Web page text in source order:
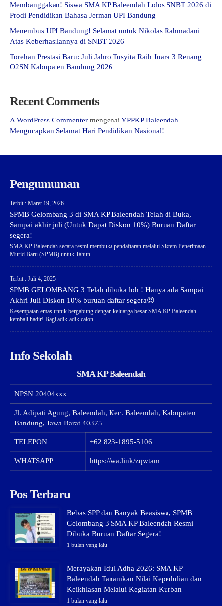
Membanggakan! Siswa SMA KP Baleendah Lolos SNBT 2026 di
Prodi Pendidikan Bahasa Jerman UPI Bandung
Menembus UPI Bandung! Selamat untuk Nikolas Rahmadani
Atas Keberhasilannya di SNBT 2026
Torehan Prestasi Baru: Juli Jahro Tusyita Raih Juara 3 Renang
O2SN Kabupaten Bandung 2026
Recent Comments
A WordPress Commenter mengenaiYPPKP Baleendah
Mengucapkan Selamat Hari Pendidikan Nasional!
Pengumuman
Terbit : Maret 19, 2026
SPMB Gelombang 3 di SMA KP Baleendah Telah di Buka,
Sampai akhir juli (Untuk Dapat Diskon 10%) Buruan Daftar
segera!
SMA KP Baleendah secara resmi membuka pendaftaran melalui Sistem Penerimaan
Murid Baru (SPMB) untuk Tahun..
Terbit : Juli 4, 2025
SPMB GELOMBANG 3 Telah dibuka loh ! Hanya ada Sampai
Akhri Juli Diskon 10% buruan daftar segera😍
Kesempatan emas untuk bergabung dengan keluarga besar SMA KP Baleendah
kembali hadir! Bagi adik-adik calon..
Info Sekolah
SMA KP Baleendah
NPSN 20404xxx
Jl. Adipati Agung, Baleendah, Kec. Baleendah, Kabupaten
Bandung, Jawa Barat 40375
TELEPON +62 823-1895-5106
WHATSAPP https://wa.link/zqwtam
Pos Terbaru
Bebas SPP dan Banyak Beasiswa, SPMB
Gelombang 3 SMA KP Baleendah Resmi
Dibuka Buruan Daftar Segera!
1 bulan yang lalu
Merayakan Idul Adha 2026: SMA KP
Baleendah Tanamkan Nilai Kepedulian dan
Keikhlasan Melalui Kegiatan Kurban
1 bulan yang lalu